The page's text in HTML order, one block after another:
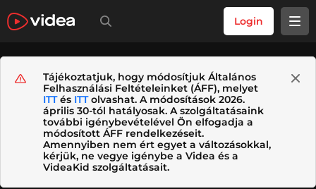
Login
Tájékoztatjuk, hogy módosítjuk Általános
Felhasználási Feltételeinket (ÁFF), melyet
ITTés ITTolvashat. A módosítások 2026.
április 30-tól hatályosak. A szolgáltatásaink
további igénybevételével Ön elfogadja a
módosított ÁFF rendelkezéseit.
Amennyiben nem ért egyet a változásokkal,
kérjük, ne vegye igénybe a Videa és a
VideaKid szolgáltatásait.